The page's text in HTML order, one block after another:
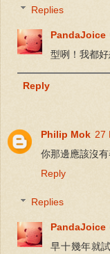
Replies
PandaJoice
型咧！我都
Reply
Philip Mok 27
你那邊應該沒
Reply
Replies
PandaJoice
早十幾年就